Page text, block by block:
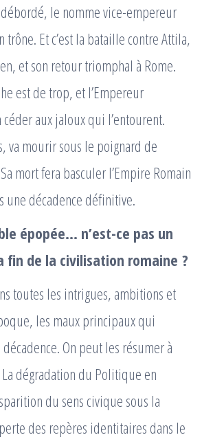
le nomme vice-empereur
trône. Et c’est la bataille contre Attila,
et son retour triomphal à Rome.
est de trop, et l’Empereur
aux jaloux qui l’entourent.
va mourir sous le poignard de
mort fera basculer l’Empire Romain
une décadence définitive.
épopée… n’est-ce pas un
fin de la civilisation romaine ?
toutes les intrigues, ambitions et
les maux principaux qui
On peut les résumer à
dégradation du Politique en
du sens civique sous la
des repères identitaires dans le